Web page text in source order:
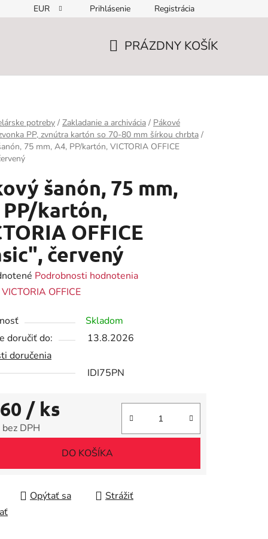
EUR Prihlásenie Registrácia
PRÁZDNY KOŠÍK
potreby / Zakladanie a archivácia / Pákové
PP, zvnútra kartón so 70-80 mm šírkou chrbta /
75 mm, A4, PP/kartón, VICTORIA OFFICE
šanón, 75 mm,
PP/kartón,
OFFICE
červený
Podrobnosti hodnotenia
VICTORIA OFFICE
Skladom
doručiť do:
13.8.2026
doručenia
IDI75PN
/ ks
DPH
DO KOŠÍKA
Opýtať sa
Strážiť